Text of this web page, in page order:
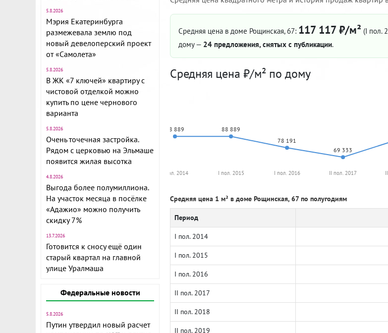
5.8.2026
Мэрия Екатеринбурга
размежевала землю под
новый девелоперский проект
от «Самолета»
5.8.2026
В ЖК «7 ключей» квартиру с
чистовой отделкой можно
купить по цене чернового
варианта
5.8.2026
Очень точечная застройка.
Рядом с церковью на Эльмаше
появится жилая высотка
4.8.2026
Выгода более полумиллиона.
На участок месяца в посёлке
«Адажио» можно получить
скидку 7%
13.7.2026
Готовится к сносу ещё один
старый квартал на главной
улице Уралмаша
Федеральные новости
5.8.2026
Путин утвердил новый расчет
Средняя цена в доме Рощинская, 67: 117 117 ₽/м² (I пол.
дому — 24 предложения, снятых с публикации.
Средняя цена ₽/м² по дому
88 889
88 889
78 191
69 333
I пол. 2014 I пол. 2015 I пол. 2016 II пол. 2017
Средняя цена 1 м² в доме Рощинская, 67 по полугодиям
Период
I пол. 2014
I пол. 2015
I пол. 2016
II пол. 2017
II пол. 2018
II пол. 2019